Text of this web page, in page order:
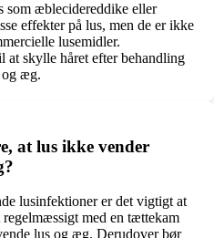
som æblecidereddike eller
effekter på lus, men de er ikke
lusemidler.
skylle håret efter behandling
æg.
at lus ikke vender
lusinfektioner er det vigtigt at
med en tættekam
lus og æg. Derudover bør